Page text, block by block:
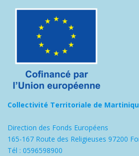
Collectivité Territoriale de
Direction des Fonds Européens
165-167 Route des Religieuses 97200
Tél : 0596598900